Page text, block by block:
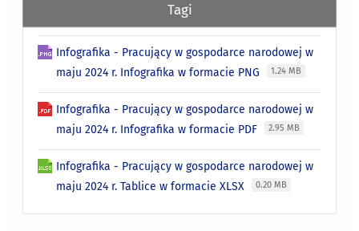
Tagi
Infografika - Pracujący w gospodarce narodowej w
maju 2024 r. Infografika w formacie PNG
1.24 MB
Infografika - Pracujący w gospodarce narodowej w
maju 2024 r. Infografika w formacie PDF
2.95 MB
Infografika - Pracujący w gospodarce narodowej w
maju 2024 r. Tablice w formacie XLSX
0.20 MB